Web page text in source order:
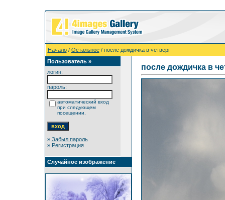
Начало/ Остальное/ после дождичка в четверг
Пользователь »
логин:
пароль:
автоматический вход
при следующем
посещении.
» Забыл пароль
» Регистрация
Случайное изображение
после дождичка в